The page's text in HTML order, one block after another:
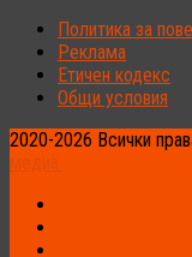
Политика за
Реклама
Етичен кодекс
Общи условия
2020-2026 Всички